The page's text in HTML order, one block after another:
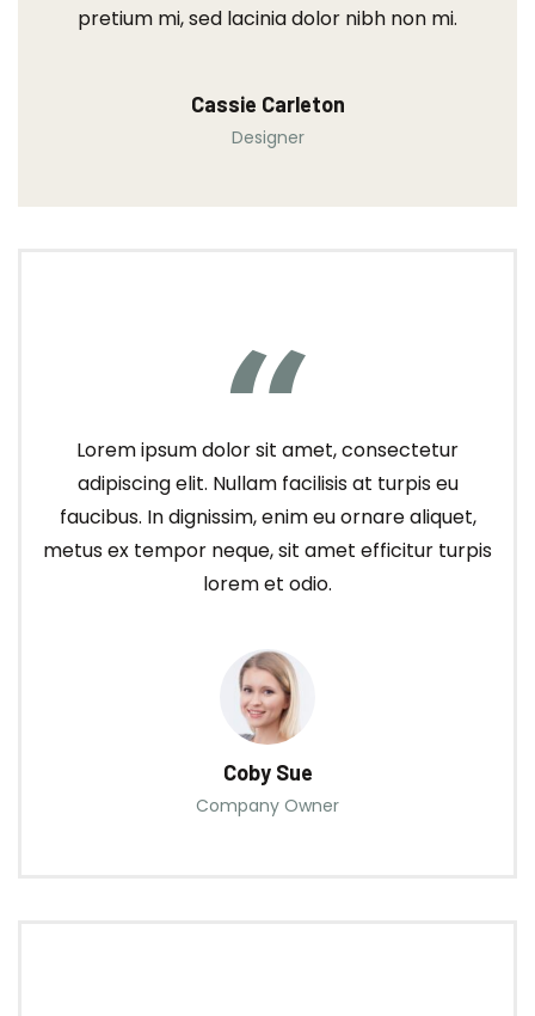
pretium mi, sed lacinia dolor nibh non mi.
Cassie Carleton
Designer
Lorem ipsum dolor sit amet, consectetur
adipiscing elit. Nullam facilisis at turpis eu
faucibus. In dignissim, enim eu ornare aliquet,
metus ex tempor neque, sit amet efficitur turpis
lorem et odio.
Coby Sue
Company Owner